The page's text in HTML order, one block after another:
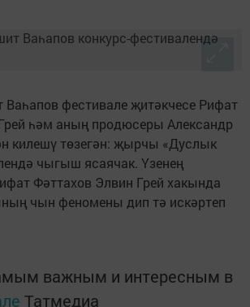
фестивале җитәкчесе Рифат
һәм аның продюсеры Александр
килешү төзегән: җырчы «Дуслык
чыгыш ясаячак. Үзенең
Фәттахов Элвин Грей хакында
чын феномены дип тә искәртеп
важным и интересным в
Татмедиа